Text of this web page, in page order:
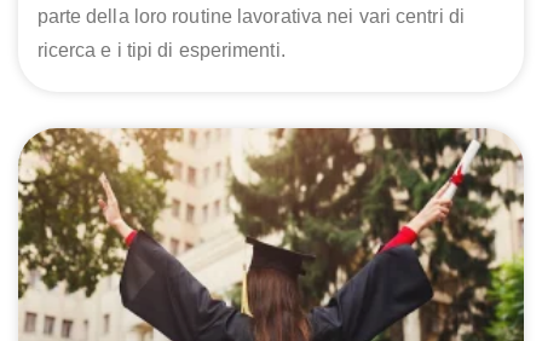
parte della loro routine lavorativa nei vari centri di
ricerca e i tipi di esperimenti.